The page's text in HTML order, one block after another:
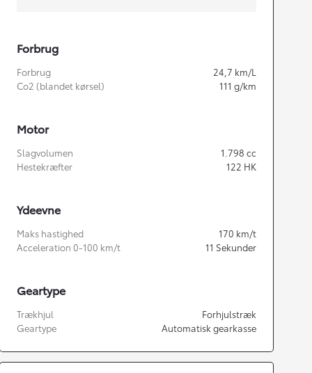
Forbrug
Forbrug 24,7 km/L
Co2 (blandet kørsel)
111 g/km
Motor
Slagvolumen 1.798 cc
Hestekræfter
122 HK
Ydeevne
Maks hastighed 170 km/t
Acceleration 0-100 km/t
11 Sekunder
Geartype
Trækhjul
Forhjulstræk
Geartype
Automatisk gearkasse